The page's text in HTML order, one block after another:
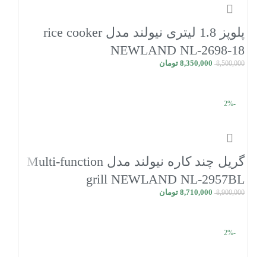
پلوپز 1.8 لیتری نیولند مدل rice cooker
NEWLAND NL-2698-18
8,500,000
8,350,000 تومان
-2%
گریل چند کاره نیولند مدل Multi-function
grill NEWLAND NL-2957BL
8,900,000
8,710,000 تومان
-2%